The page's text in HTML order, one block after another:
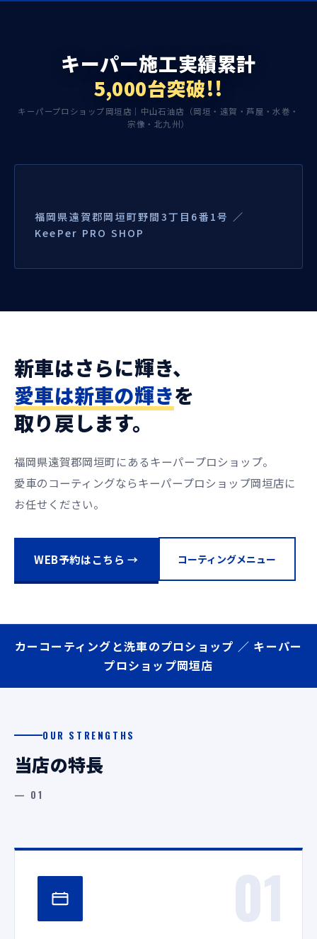
キーパー施工実績累計
5,000台突破!!
キーパープロショップ岡垣店｜中山石油店（岡垣・遠賀・芦屋・水巻・
宗像・北九州）
福岡県遠賀郡岡垣町野間3丁目6番1号 ／
KeePer PRO SHOP
新車はさらに輝き、
愛車は新車の輝きを
取り戻します。
福岡県遠賀郡岡垣町にあるキーパープロショップ。
愛車のコーティングならキーパープロショップ岡垣店に
お任せください。
WEB予約はこちら → コーティングメニュー
カーコーティングと洗車のプロショップ ／ キーパー
プロショップ岡垣店
OUR STRENGTHS
当店の特長
— 01
01